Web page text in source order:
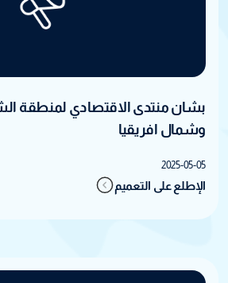
بشان منتدى الاقتصادي لمنطقة
وشمال افريقيا
2025-05-05
الإطلع على التعميم